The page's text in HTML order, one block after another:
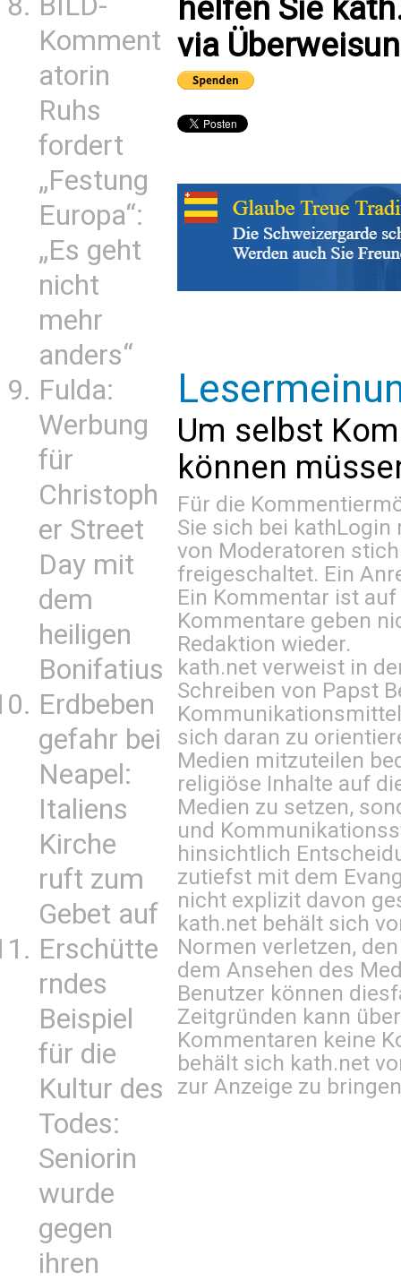
Komment
atorin
Ruhs
fordert
„Festung
Europa“:
„Es geht
nicht
mehr
anders“
Fulda:
Werbung
für
Christoph
er Street
Day mit
dem
heiligen
Bonifatius
Erdbeben
gefahr bei
Neapel:
Italiens
Kirche
ruft zum
Gebet auf
Erschütte
rndes
Beispiel
für die
Kultur des
Todes:
Seniorin
wurde
gegen
ihren
helfen Sie
via
Um selbst
können
Für die
Sie sich bei kathLogin
von Moderatoren
freigeschaltet. Ein
Ein Kommentar ist
Kommentare geben
Redaktion wieder.
kath.net verweist in
Schreiben von Papst
sich daran zu
Medien mitzuteilen
religiöse Inhalte auf
Medien zu setzen,
und
hinsichtlich
zutiefst mit dem
nicht explizit davon
kath.net behält sich
Normen verletzen,
dem Ansehen des
Benutzer können
Zeitgründen kann
Kommentaren keine
behält sich kath.net
zur Anzeige zu